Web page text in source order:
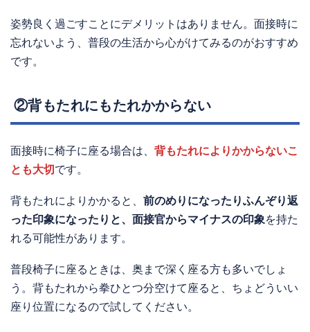
姿勢良く過ごすことにデメリットはありません。面接時に
忘れないよう、普段の生活から心がけてみるのがおすすめ
です。
②背もたれにもたれかからない
面接時に椅子に座る場合は、 背もたれによりかからないこ
とも大切 です。
背もたれによりかかると、 前のめりになったりふんぞり返
った印象になったりと、面接官からマイナスの印象を持た
れる可能性があります。
普段椅子に座るときは、奥まで深く座る方も多いでしょ
う。背もたれから拳ひとつ分空けて座ると、ちょどういい
座り位置になるので試してください。